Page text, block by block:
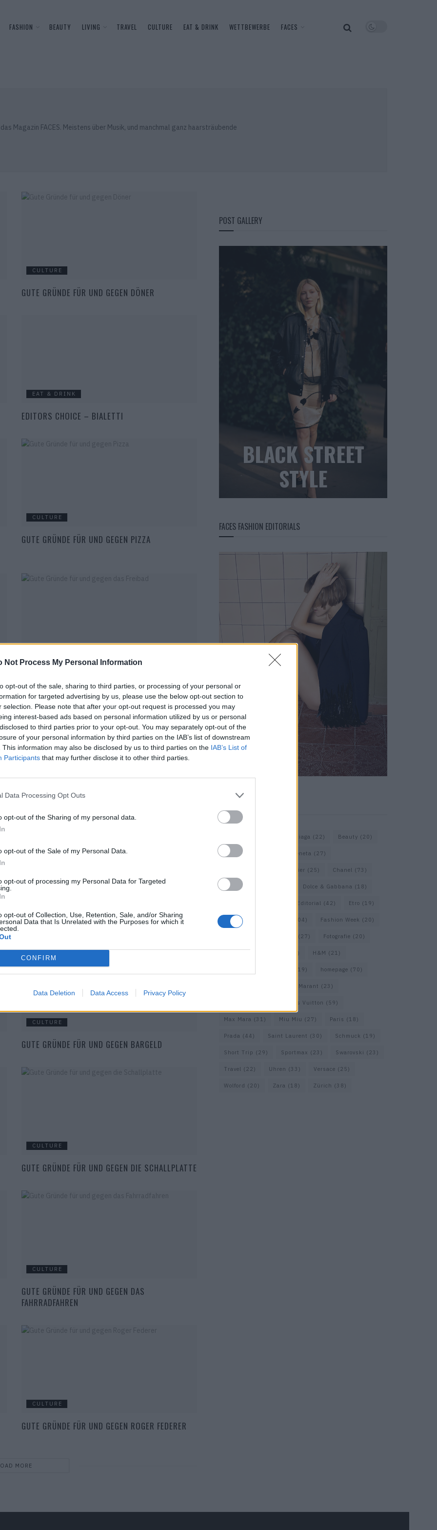
Not Process My Personal Information
opt-out of the sale, sharing to third parties, or processing of your personal or
for targeted advertising by us, please use the below opt-out section to
selection. Please note that after your opt-out request is processed you may
interest-based ads based on personal information utilized by us or personal
to third parties prior to your opt-out. You may separately opt-out of the
of your personal information by third parties on the IAB’s list of downstream
This information may also be disclosed by us to third parties on the IAB’s List of
Participants that may further disclose it to other third parties.
Data Processing Opt Outs
opt-out of the Sharing of my personal data.
opt-out of the Sale of my Personal Data.
opt-out of processing my Personal Data for Targeted
opt-out of Collection, Use, Retention, Sale, and/or Sharing
Data that Is Unrelated with the Purposes for which it
CONFIRM
Data Deletion Data Access Privacy Policy
FASHION BEAUTY LIVING TRAVEL CULTURE EAT & DRINK WETTBEWERBE FACES
Magazin FACES. Meistens über Musik, und manchmal ganz haarsträubende
CULTURE
GUTE GRÜNDE FÜR UND GEGEN DÖNER
EAT & DRINK
EDITORS CHOICE – BIALETTI
CULTURE
GUTE GRÜNDE FÜR UND GEGEN PIZZA
GUTE GRÜNDE FÜR UND GEGEN DEN ZOO
GUTE GRÜNDE FÜR UND GEGEN DAS WANDERN
CULTURE
GUTE GRÜNDE FÜR UND GEGEN BARGELD
CULTURE
GUTE GRÜNDE FÜR UND GEGEN DIE SCHALLPLATTE
CULTURE
GUTE GRÜNDE FÜR UND GEGEN DAS
FAHRRADFAHREN
CULTURE
GUTE GRÜNDE FÜR UND GEGEN ROGER FEDERER
MORE
POST GALLERY
BLACK STREET
STYLE
FACES FASHION EDITORIALS
Balenciaga (22) Beauty (20)
Berlin(30) Bottega Veneta (27)
Cartier (25) Chanel (73)
COS (21) Dolce & Gabbana (18)
Editorial (42) Etro (19)
Falke (36) (104) Fashion Week (20)
(27) Fotografie (20)
(17) H&M (21)
(19) homepage (70)
Isabel Marant (23)
Louis Vuitton (59)
Max Mara (31) Miu Miu (27) Paris (18)
Prada (44) Saint Laurent (30) Schmuck (19)
Short Trip (29) Sportmax (23) Swarovski (23)
Travel (22) Uhren (33) Versace (25)
Wolford (20) Zara (18) Zürich (38)